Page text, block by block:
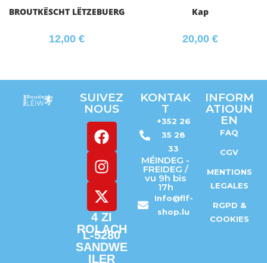
BROUTKËSCHT LËTZEBUERG
12,00 €
Kap
20,00 €
SUIVEZ
NOUS
4 ZI
ROLACH
L-5280
SANDWE
ILER
KONTAK
T
+352 26
35 28
33
MÉINDEG -
FREIDEG /
vu 9h bis
17h
Info@flf-
shop.lu
INFORM
ATIOUN
EN
FAQ
CGV
MENTIONS
LEGALES
RGPD &
COOKIES